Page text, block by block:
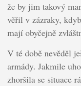
že by jim takový
věřil v zázraky,
mají obyčejně
V té době nevěděl
armády. Jakmile
zhoršila se situace